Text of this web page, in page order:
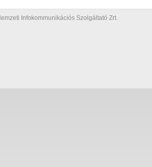
Infokommunikációs Szolgáltató Zrt.